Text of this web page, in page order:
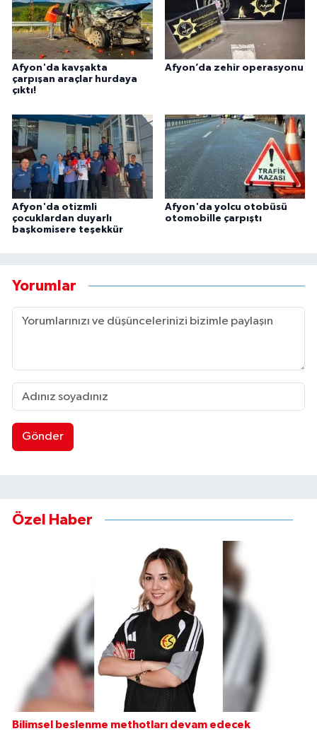
Afyon'da kavşakta
çarpışan araçlar hurdaya
çıktı!
Afyon’da zehir operasyonu
Afyon'da otizmli
çocuklardan duyarlı
başkomisere teşekkür
Afyon'da yolcu otobüsü
otomobille çarpıştı
Yorumlar
Gönder
Özel Haber
Bilimsel beslenme methotları devam edecek